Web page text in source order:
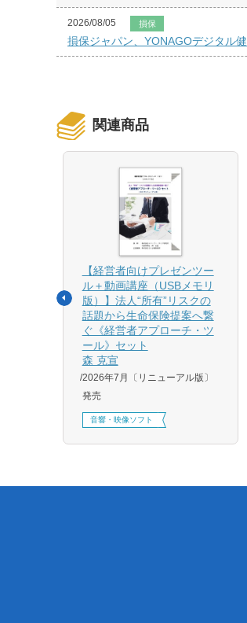
2026/08/05 損保
損保ジャパン、YONAGOデジタル
関連商品
【経営者向けプレゼンツー
ル＋動画講座（USBメモリ
版）】法人“所有”リスクの
話題から生命保険提案へ繋
ぐ《経営者アプローチ・ツ
ール》セット
森 克宣
2026年7月〔リニューアル版〕
発売
音響・映像ソフト